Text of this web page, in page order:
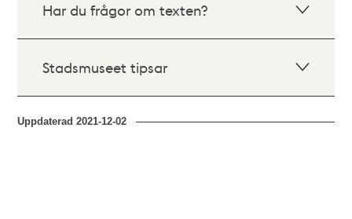
Har du frågor om texten?
Stadsmuseet tipsar
Uppdaterad2021-12-02